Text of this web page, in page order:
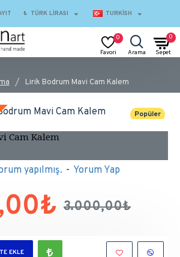
₺ TÜRK LIRASI TURKISH
0 0
Lirik Bodrum Mavi Cam Kalem
Popüler
Cam Kalem
yapılmış. - Yorum Yap
3.000,00₺
EKLE